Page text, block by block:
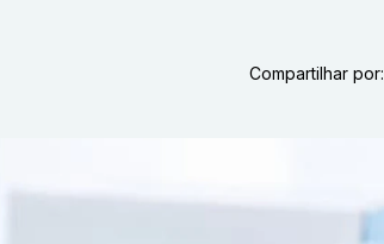
Compartilhar por: